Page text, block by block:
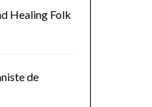
Healing Folk
de